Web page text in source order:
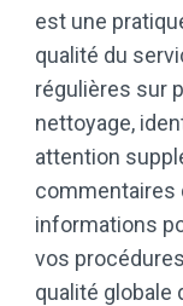
est une
qualité du
régulières sur
nettoyage,
attention
commentaires
informations
vos
qualité globale